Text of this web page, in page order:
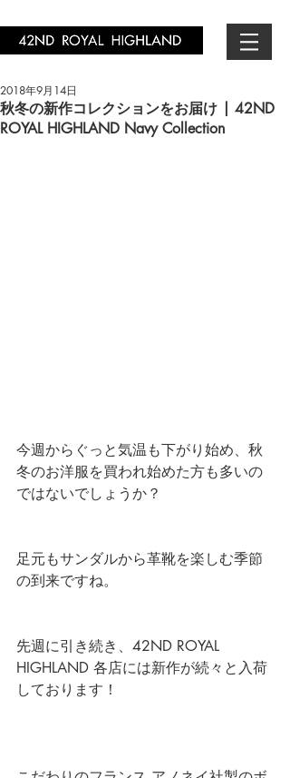
秋冬の新作コレクションをお届け | 42ND
ROYAL HIGHLAND Navy Collection
2018年9月14日
今週からぐっと気温も下がり始め、秋
冬のお洋服を買われ始めた方も多いの
ではないでしょうか？
足元もサンダルから革靴を楽しむ季節
の到来ですね。
先週に引き続き、 42ND ROYAL
HIGHLAND 各店には新作が続々と入荷
しております！